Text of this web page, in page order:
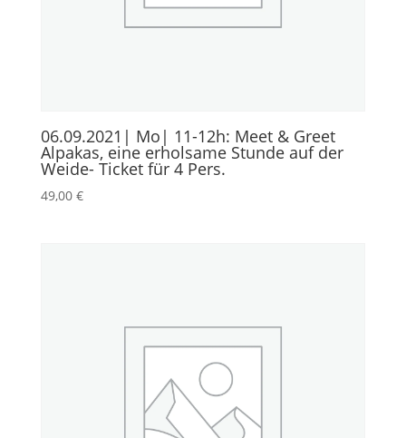
06.09.2021| Mo| 11-12h: Meet & Greet
Alpakas, eine erholsame Stunde auf der
Weide- Ticket für 4 Pers.
49,00 €